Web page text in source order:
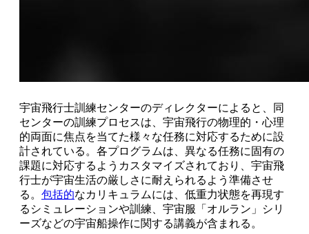
宇宙飛行士訓練センターのディレクターによると、同
センターの訓練プロセスは、宇宙飛行の物理的・心理
的両面に焦点を当てた様々な任務に対応するために設
計されている。各プログラムは、異なる任務に固有の
課題に対応するようカスタマイズされており、宇宙飛
行士が宇宙生活の厳しさに耐えられるよう準備させ
る。 包括的なカリキュラムには、低重力状態を再現す
るシミュレーションや訓練、宇宙服「オルラン」シリ
ーズなどの宇宙船操作に関する講義が含まれる。